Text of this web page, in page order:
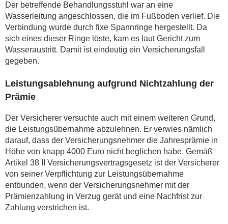
Der betreffende Behandlungsstuhl war an eine
Wasserleitung angeschlossen, die im Fußboden verlief. Die
Verbindung wurde durch fixe Spannringe hergestellt. Da
sich eines dieser Ringe löste, kam es laut Gericht zum
Wasseraustritt. Damit ist eindeutig ein Versicherungsfall
gegeben.
Leistungsablehnung aufgrund Nichtzahlung der
Prämie
Der Versicherer versuchte auch mit einem weiteren Grund,
die Leistungsübernahme abzulehnen. Er verwies nämlich
darauf, dass der Versicherungsnehmer die Jahresprämie in
Höhe von knapp 4000 Euro nicht beglichen habe. Gemäß
Artikel 38 II Versicherungsvertragsgesetz ist der Versicherer
von seiner Verpflichtung zur Leistungsübernahme
entbunden, wenn der Versicherungsnehmer mit der
Prämienzahlung in Verzug gerät und eine Nachfrist zur
Zahlung verstrichen ist.